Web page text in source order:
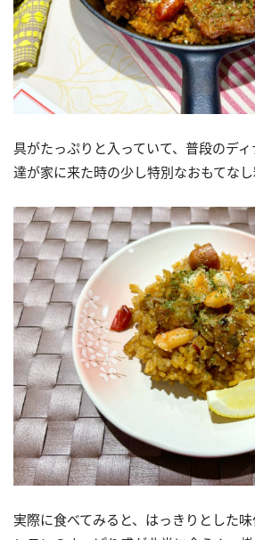
具がたっぷりと入っていて、普段のデ
達が家に来た時の少し特別なおもてな
実際に食べてみると、はっきりとした